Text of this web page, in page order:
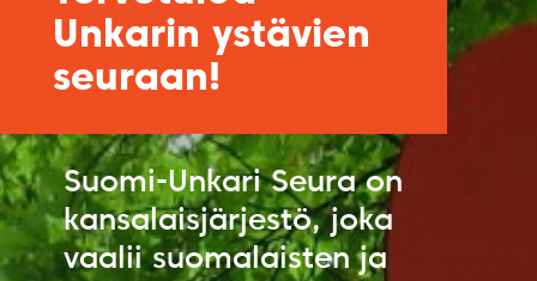
Unkarin ystävien
seuraan!
Suomi-Unkari Seura on
kansalaisjärjestö, joka
vaalii suomalaisten ja